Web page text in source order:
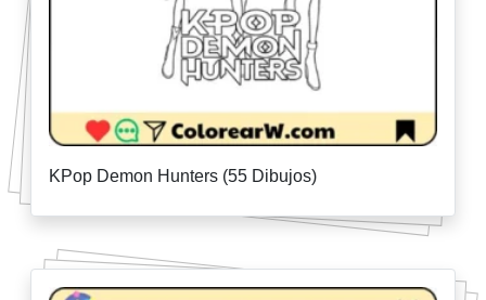
KPop Demon Hunters (55 Dibujos)